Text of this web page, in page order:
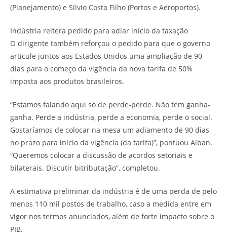
(Planejamento) e Silvio Costa Filho (Portos e Aeroportos).
Indústria reitera pedido para adiar início da taxação
O dirigente também reforçou o pedido para que o governo
articule juntos aos Estados Unidos uma ampliação de 90
dias para o começo da vigência da nova tarifa de 50%
imposta aos produtos brasileiros.
“Estamos falando aqui só de perde-perde. Não tem ganha-
ganha. Perde a indústria, perde a economia, perde o social.
Gostaríamos de colocar na mesa um adiamento de 90 dias
no prazo para início da vigência (da tarifa)”, pontuou Alban.
“Queremos colocar a discussão de acordos setoriais e
bilaterais. Discutir bitributação”, completou.
A estimativa preliminar da indústria é de uma perda de pelo
menos 110 mil postos de trabalho, caso a medida entre em
vigor nos termos anunciados, além de forte impacto sobre o
PIB.